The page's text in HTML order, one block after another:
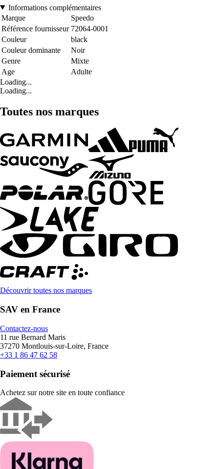
Informations complémentaires
Marque
Speedo
Référence fournisseur 72064-0001
Couleur
black
Couleur dominante
Noir
Genre
Mixte
Age
Adulte
Loading...
Loading...
Toutes nos marques
Découvrir toutes nos marques
SAV en France
Contactez-nous
11 rue Bernard Maris
37270 Montlouis-sur-Loire, France
+33 1 86 47 62 58
Paiement sécurisé
Achetez sur notre site en toute confiance